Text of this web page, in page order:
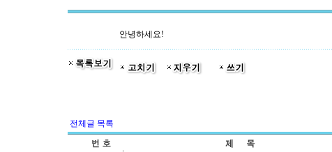
안녕하세요!
전체글 목록